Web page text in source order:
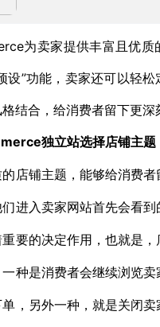
为卖家提供丰富且优质
设”功能，卖家还可以轻
结合，给消费者留下更深
独立站选择店铺主题
店铺主题，能够给消费
进入卖家网站首先会看
要的决定作用，也就是
种是消费者会继续浏览卖
，另外一种，就是关闭